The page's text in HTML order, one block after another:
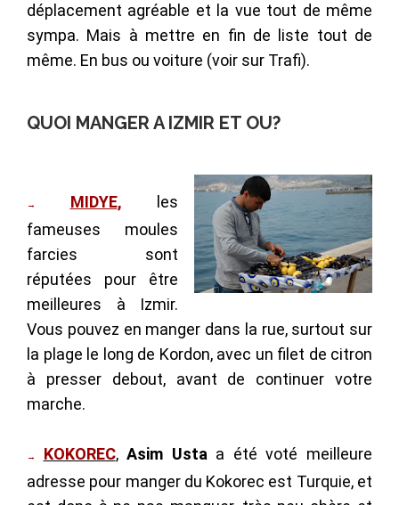
déplacement agréable et la vue tout de même
sympa. Mais à mettre en fin de liste tout de
même. En bus ou voiture (voir sur Trafi).
QUOI MANGER A IZMIR ET OU?
→ MIDYE,
les
fameuses moules
farcies sont
réputées pour être
meilleures à Izmir.
Vous pouvez en manger dans la rue, surtout sur
la plage le long de Kordon, avec un filet de citron
à presser debout, avant de continuer votre
marche.
→ KOKOREC,Asim Ustaa été voté meilleure
adresse pour manger du Kokorec est Turquie, et